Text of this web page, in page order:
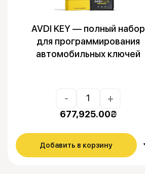
AVDI KEY — полный набор
для программирования
автомобильных ключей
- +
677,925.00₴
Добавить в корзину